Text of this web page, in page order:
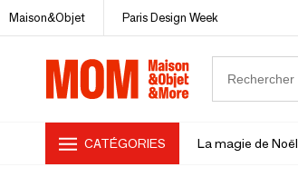
Maison&Objet Paris Design Week
CATÉGORIES La magie de Noël